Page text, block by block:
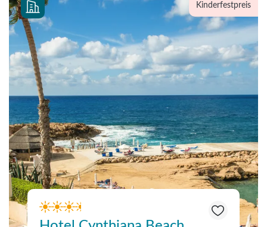
Kinderfestpreis